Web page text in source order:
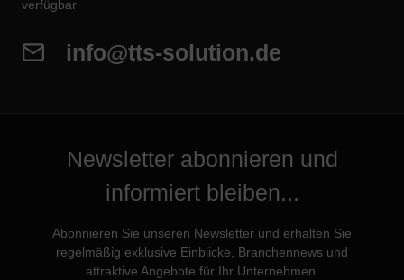
verfügbar
info@tts-solution.de
Newsletter abonnieren und
informiert bleiben...
Abonnieren Sie unseren Newsletter und erhalten Sie
regelmäßig exklusive Einblicke, Branchennews und
attraktive Angebote für Ihr Unternehmen.